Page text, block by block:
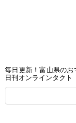
毎日更新！富山県のお
日刊オンラインタクト